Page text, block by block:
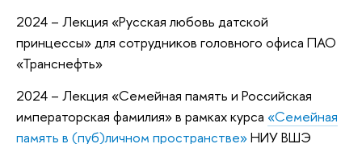
2024 – Лекция «Русская любовь датской
принцессы» для сотрудников головного офиса ПАО
«Транснефть»
2024 – Лекция «Семейная память и Российская
императорская фамилия» в рамках курса «Семейная
память в (пуб)личном пространстве»НИУ ВШЭ